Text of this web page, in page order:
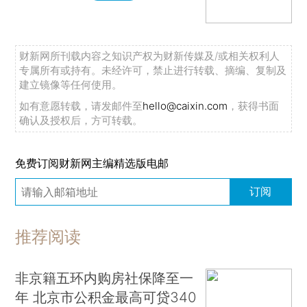
财新网所刊载内容之知识产权为财新传媒及/或相关权利人
专属所有或持有。未经许可，禁止进行转载、摘编、复制及
建立镜像等任何使用。
如有意愿转载，请发邮件至hello@caixin.com ，获得书面
确认及授权后，方可转载。
免费订阅财新网主编精选版电邮
订阅
推荐阅读
非京籍五环内购房社保降至一
年 北京市公积金最高可贷340